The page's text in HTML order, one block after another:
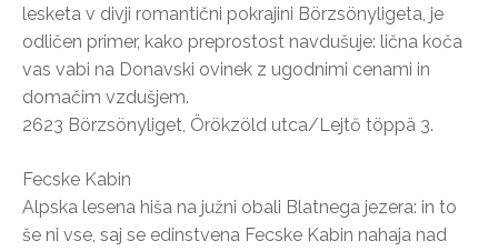
lesketa v divji romantični pokrajini Börzsönyligeta, je
odličen primer, kako preprostost navdušuje: lična koča
vas vabi na Donavski ovinek z ugodnimi cenami in
domačim vzdušjem.
2623 Börzsönyliget, Örökzöld utca/Lejtő töppä 3.
Fecske Kabin
Alpska lesena hiša na južni obali Blatnega jezera: in to
še ni vse, saj se edinstvena Fecske Kabin nahaja nad